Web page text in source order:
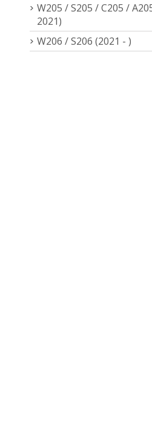
W205 / S205 / C205 /
2021)
W206 / S206 (2021 - )